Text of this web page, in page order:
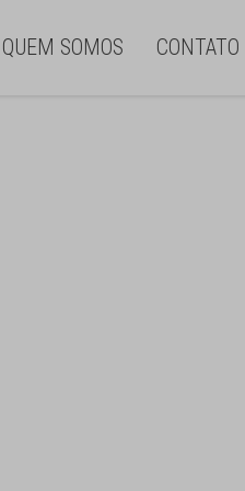
QUEM SOMOS CONTATO